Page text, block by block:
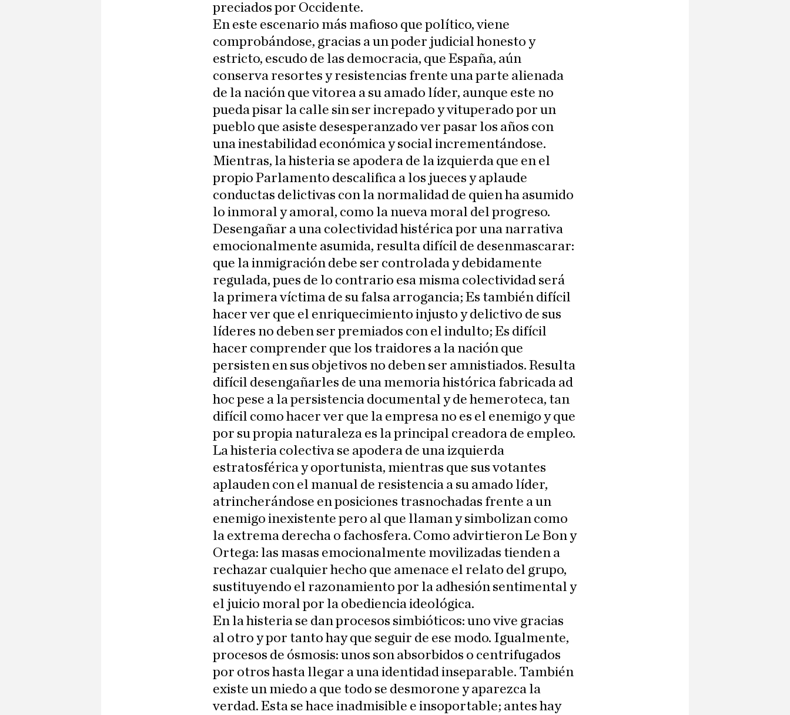
preciados por Occidente.
En este escenario más mafioso que político, viene
comprobándose, gracias a un poder judicial honesto y
estricto, escudo de las democracia, que España, aún
conserva resortes y resistencias frente una parte alienada
de la nación que vitorea a su amado líder, aunque este no
pueda pisar la calle sin ser increpado y vituperado por un
pueblo que asiste desesperanzado ver pasar los años con
una inestabilidad económica y social incrementándose.
Mientras, la histeria se apodera de la izquierda que en el
propio Parlamento descalifica a los jueces y aplaude
conductas delictivas con la normalidad de quien ha asumido
lo inmoral y amoral, como la nueva moral del progreso.
Desengañar a una colectividad histérica por una narrativa
emocionalmente asumida, resulta difícil de desenmascarar:
que la inmigración debe ser controlada y debidamente
regulada, pues de lo contrario esa misma colectividad será
la primera víctima de su falsa arrogancia; Es también difícil
hacer ver que el enriquecimiento injusto y delictivo de sus
líderes no deben ser premiados con el indulto; Es difícil
hacer comprender que los traidores a la nación que
persisten en sus objetivos no deben ser amnistiados. Resulta
difícil desengañarles de una memoria histórica fabricada ad
hoc pese a la persistencia documental y de hemeroteca, tan
difícil como hacer ver que la empresa no es el enemigo y que
por su propia naturaleza es la principal creadora de empleo.
La histeria colectiva se apodera de una izquierda
estratosférica y oportunista, mientras que sus votantes
aplauden con el manual de resistencia a su amado líder,
atrincherándose en posiciones trasnochadas frente a un
enemigo inexistente pero al que llaman y simbolizan como
la extrema derecha o fachosfera. Como advirtieron Le Bon y
Ortega: las masas emocionalmente movilizadas tienden a
rechazar cualquier hecho que amenace el relato del grupo,
sustituyendo el razonamiento por la adhesión sentimental y
el juicio moral por la obediencia ideológica.
En la histeria se dan procesos simbióticos: uno vive gracias
al otro y por tanto hay que seguir de ese modo. Igualmente,
procesos de ósmosis: unos son absorbidos o centrifugados
por otros hasta llegar a una identidad inseparable. También
existe un miedo a que todo se desmorone y aparezca la
verdad. Esta se hace inadmisible e insoportable; antes hay